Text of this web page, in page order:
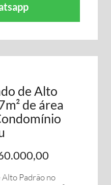
de Alto
de área
Padrão no